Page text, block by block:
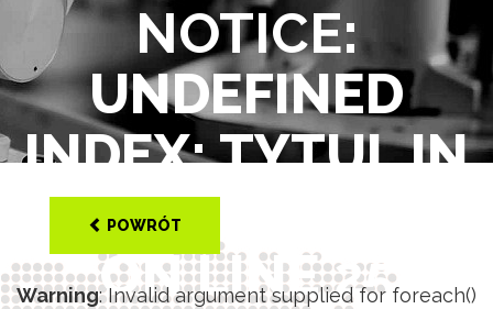
NOTICE:
UNDEFINED
INDEX: TYTUL IN
/VAR/WWW/
ON LINE25
POWRÓT
Warning: Invalid argument supplied for foreach()